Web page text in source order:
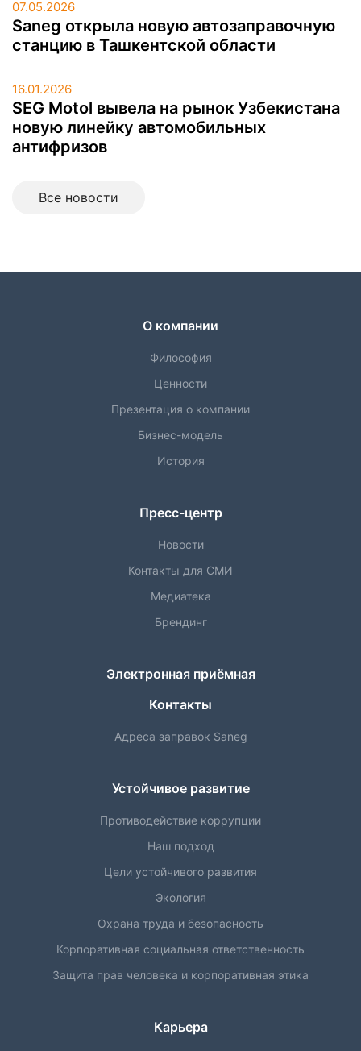
07.05.2026
Saneg открыла новую автозаправочную
станцию в Ташкентской области
16.01.2026
SEG Motol вывела на рынок Узбекистана
новую линейку автомобильных
антифризов
Все новоcти
О компании
Философия
Ценности
Презентация о компании
Бизнес-модель
История
Пресс-центр
Новости
Контакты для СМИ
Медиатека
Брендинг
Электронная приёмная
Контакты
Адреса заправок Saneg
Устойчивое развитие
Противодействие коррупции
Наш подход
Цели устойчивого развития
Экология
Охрана труда и безопасность
Корпоративная социальная ответственность
Защита прав человека и корпоративная этика
Карьера